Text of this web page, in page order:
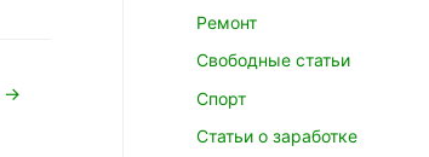
→
Ремонт
Свободные статьи
Спорт
Статьи о заработке